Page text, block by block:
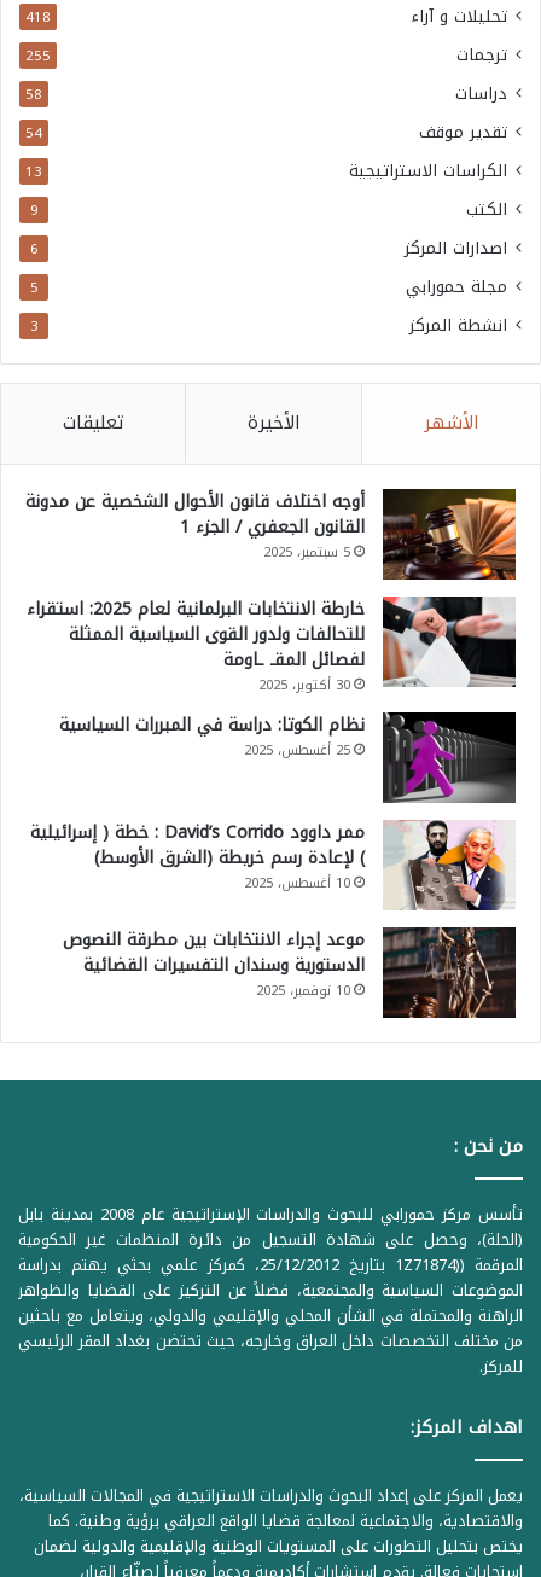
تحليلات و آراء 418
ترجمات 255
دراسات 58
تقدير موقف 54
الكراسات الاستراتيجية 13
الكتب 9
اصدارات المركز 6
مجلة حمورابي 5
انشطة المركز 3
الأشهر الأخيرة تعليقات
أوجه اختلاف قانون الأحوال الشخصية عن مدونة
القانون الجعفري / الجزء 1
5 سبتمبر، 2025
خارطة الانتخابات البرلمانية لعام 2025: استقراء
للتحالفات ولدور القوى السياسية الممثلة
لفصائل المقـ ـاومة
30 أكتوبر، 2025
نظام الكوتا: دراسة في المبررات السياسية
25 أغسطس، 2025
ممر داوود David’s Corrido : خطة ( إسرائيلية
) لإعادة رسم خريطة (الشرق الأوسط)
10 أغسطس، 2025
موعد إجراء الانتخابات بين مطرقة النصوص
الدستورية وسندان التفسيرات القضائية
10 نوفمبر، 2025
من نحن :
تأسس مركز حمورابي للبحوث والدراسات الإستراتيجية عام 2008 بمدينة بابل
(الحلة)، وحصل على شهادة التسجيل من دائرة المنظمات غير الحكومية
المرقمة ((1Z71874 بتاريخ 25/12/2012، كمركز علمي بحثي يهتم بدراسة
الموضوعات السياسية والمجتمعية، فضلاً عن التركيز على القضايا والظواهر
الراهنة والمحتملة في الشأن المحلي والإقليمي والدولي، ويتعامل مع باحثين
من مختلف التخصصات داخل العراق وخارجه، حيث تحتضن بغداد المقر الرئيسي
للمركز.
اهداف المركز:
يعمل المركز على إعداد البحوث والدراسات الاستراتيجية في المجالات السياسية،
والاقتصادية، والاجتماعية لمعالجة قضايا الواقع العراقي برؤية وطنية. كما
يختص بتحليل التطورات على المستويات الوطنية والإقليمية والدولية لضمان